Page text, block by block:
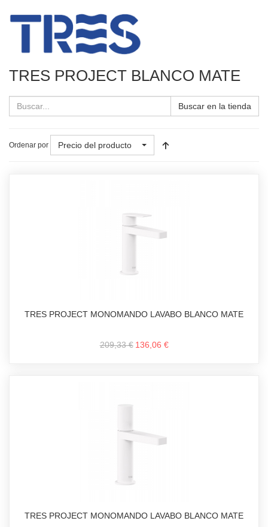
TRES PROJECT BLANCO MATE
Buscar en la tienda
Ordenar por Precio del producto
TRES PROJECT MONOMANDO LAVABO BLANCO MATE
209,33 € 136,06 €
TRES PROJECT MONOMANDO LAVABO BLANCO MATE